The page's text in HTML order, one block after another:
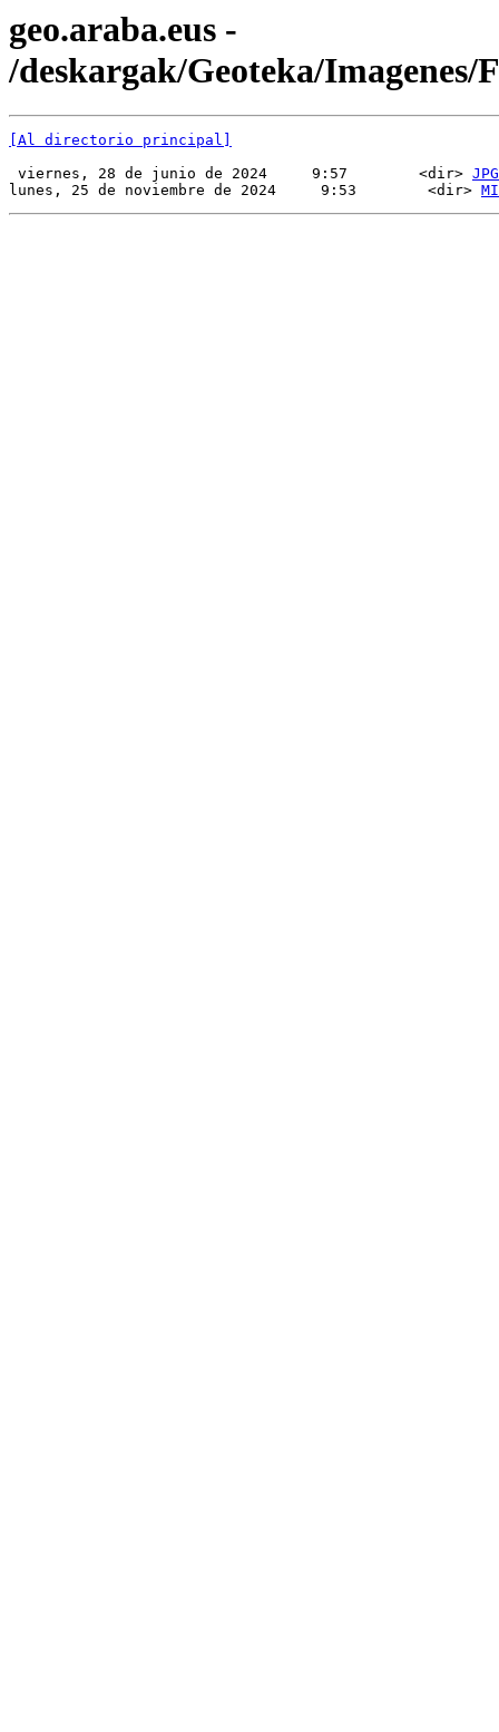
geo.araba.eus -
/deskargak/Geoteka/Imagenes/
[Al directorio principal]
viernes, 28 de junio de 2024     9:57        <dir> JPG
lunes, 25 de noviembre de 2024     9:53        <dir>